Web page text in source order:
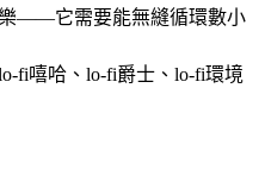
樂——它需要能無縫循環數小
fi嘻哈、lo-fi爵士、lo-fi環境